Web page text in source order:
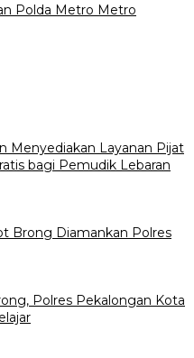
Polda Metro Metro
Menyediakan Layanan Pijat
bagi Pemudik Lebaran
Brong Diamankan Polres
Polres Pekalongan Kota